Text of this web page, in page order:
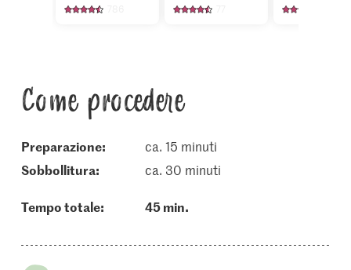
Come procedere
Preparazione:
ca. 15 minuti
sobbollitura:
ca. 30 minuti
Tempo totale: 45 min.